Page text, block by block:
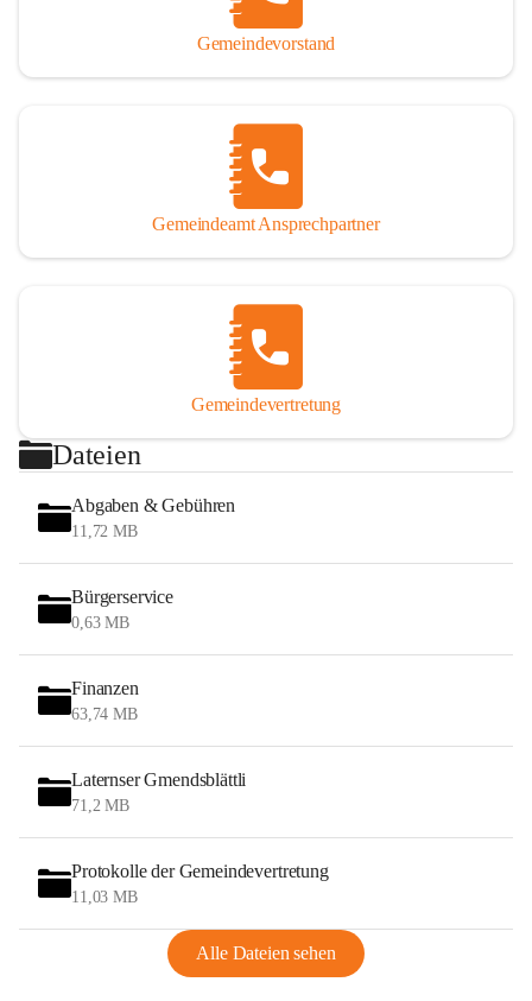
Gemeindevorstand
Gemeindeamt Ansprechpartner
Gemeindevertretung
Dateien
Abgaben & Gebühren
11,72 MB
Bürgerservice
0,63 MB
Finanzen
63,74 MB
Laternser Gmendsblättli
71,2 MB
Protokolle der Gemeindevertretung
11,03 MB
Alle Dateien sehen